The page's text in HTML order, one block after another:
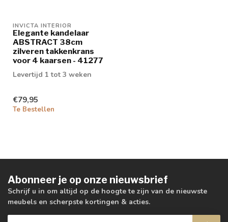
INVICTA INTERIOR
Elegante kandelaar
ABSTRACT 38cm
zilveren takkenkrans
voor 4 kaarsen - 41277
Levertijd 1 tot 3 weken
€79,95
Te Bestellen
Abonneer je op onze nieuwsbrief
Schrijf u in om altijd op de hoogte te zijn van de nieuwste
meubels en scherpste kortingen & acties.